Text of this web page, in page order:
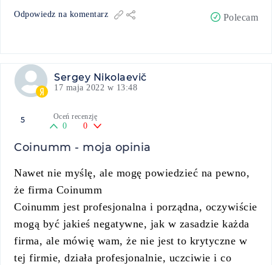
Odpowiedz na komentarz Polecam
Sergey Nikolaevič
17 maja 2022 w 13:48
5 Oceń recenzję
0 0
Coinumm - moja opinia
Nawet nie myślę, ale mogę powiedzieć na pewno,
że firma Coinumm
Coinumm jest profesjonalna i porządna, oczywiście
mogą być jakieś negatywne, jak w zasadzie każda
firma, ale mówię wam, że nie jest to krytyczne w
tej firmie, działa profesjonalnie, uczciwie i co